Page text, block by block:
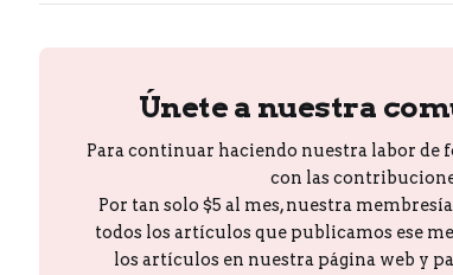
Únete a nuestra
Para continuar haciendo nuestra labor de
con las
Por tan solo $5 al mes, nuestra
todos los artículos que publicamos ese
los artículos en nuestra página web y